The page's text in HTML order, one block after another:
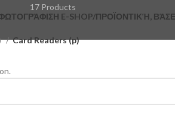
17 Products
E-SHOP/ΠΡΟΪΟΝΤΙΚΉ,
Card Readers (p)